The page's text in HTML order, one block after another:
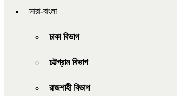
সারা-বাংলা
ঢাকা বিভাগ
চট্টগ্রাম বিভাগ
রাজশাহী বিভাগ